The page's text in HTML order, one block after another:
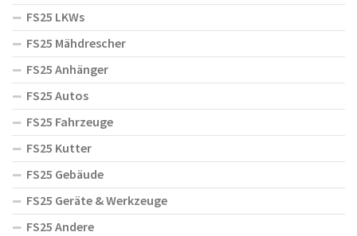
FS25 LKWs
FS25 Mähdrescher
FS25 Anhänger
FS25 Autos
FS25 Fahrzeuge
FS25 Kutter
FS25 Gebäude
FS25 Geräte & Werkzeuge
FS25 Andere